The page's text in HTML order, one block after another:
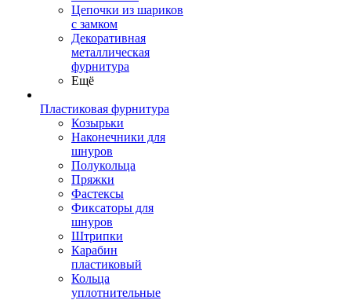
Цепочки из шариков
с замком
Декоративная
металлическая
фурнитура
Ещё
Пластиковая фурнитура
Козырьки
Наконечники для
шнуров
Полукольца
Пряжки
Фастексы
Фиксаторы для
шнуров
Штрипки
Карабин
пластиковый
Кольца
уплотнительные